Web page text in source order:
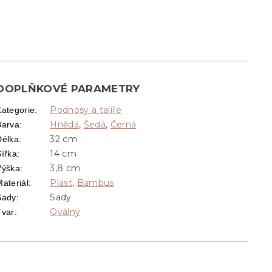
PARAMETRY
: Podnosy a talíře
: Hnědá, Šedá, Černá
: 32 cm
: 14 cm
: 3,8 cm
: Plast, Bambus
: Sady
: Oválný